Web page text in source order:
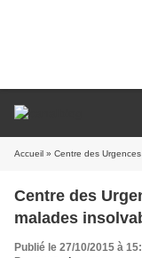
Accueil » Centre des
Centre des
malades
Publié le 27/10/2015 à